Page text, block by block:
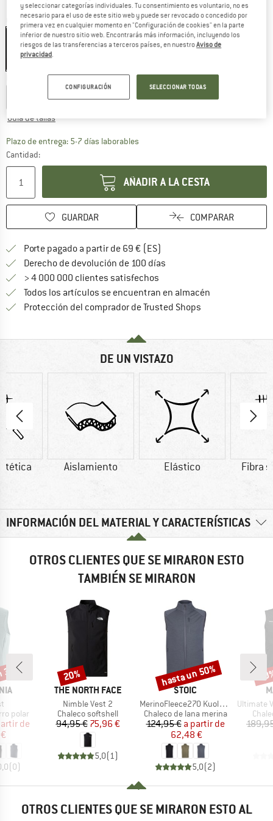
Color:Black
S M L XL XXL
Guía de tallas
Plazo de entrega: 5-7 días laborablesEl enlace se abre en una ventana
Cantidad:
AÑADIR A LA CESTA
GUARDAR COMPARAR
Porte pagado a partir de 69 € (ES)
Derecho de devolución de 100 días
> 4 000 000 clientes satisfechos
Todos los artículos se encuentran en almacén
Protección del comprador de Trusted Shops
DE UN VISTAZO
Aislamiento Elástico Fibra
INFORMACIÓN DEL MATERIAL Y CARACTERÍSTICAS
OTROS CLIENTES QUE SE MIRARON ESTO
TAMBIÉN SE MIRARON
polar
reducido
de
(0)
MARCA
THE NORTH FACE
Artículo
Nimble Vest 2
Product group
Chaleco softshell
Precio
94,95 €Precio reducido
75,96 €
5,0( 1)
Descuento
20%
MARCA
STOIC
Artículo
MerinoFleece270 KuolpaLightSt. Vest
Product group
Chaleco de lana merina
Precio
124,95 € Precio reducido
a partir de
62,48 €
5,0(2)
Descuento
hasta un 50%
Artículo
Ultimate
OTROS CLIENTES QUE SE MIRARON ESTO AL
y seleccionar categorías individuales. Tu consentimiento es voluntario, no es
necesario para el uso de este sitio web y puede ser revocado o concedido por
primera vez en cualquier momento en "Configuración de cookies" en la parte
inferior de nuestro sitio web. Encontrarás más información, incluyendo los
riesgos de las transferencias a terceros países, en nuestroAviso de
privacidad
CONFIGURACIÓN SELECCIONAR TODAS